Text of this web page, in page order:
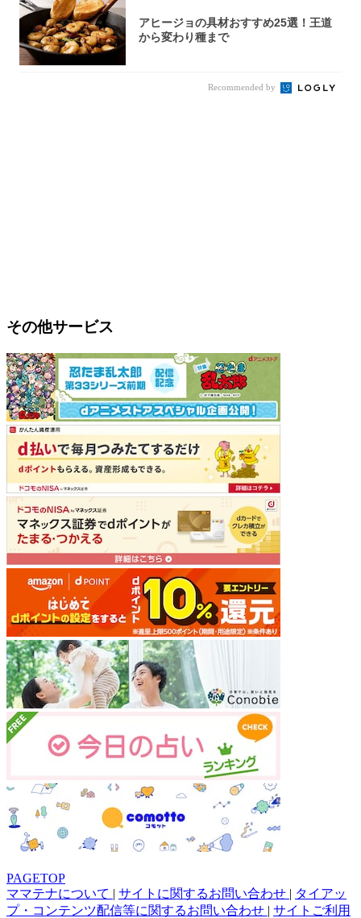
アヒージョの具材おすすめ25選！王道
から変わり種まで
Recommended by
その他サービス
PAGETOP
ママテナについて | サイトに関するお問い合わせ | タイアッ
プ・コンテンツ配信等に関するお問い合わせ | サイトご利用